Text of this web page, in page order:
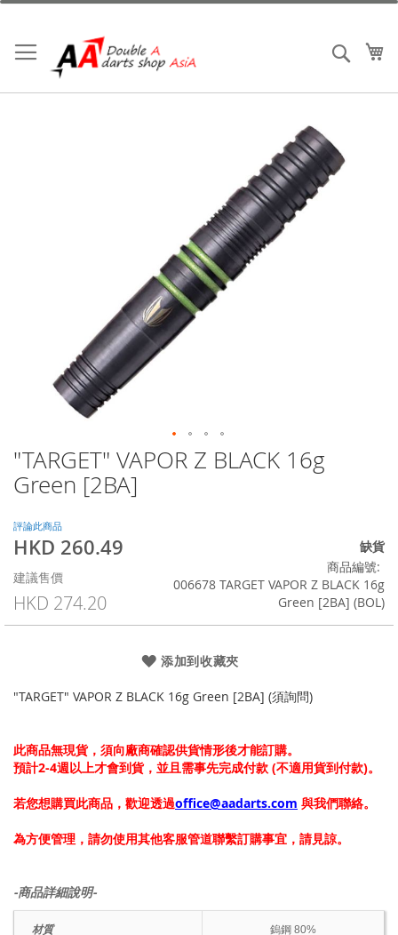
跳
內
容
搜索
"TARGET" VAPOR Z BLACK 16g
Green [2BA]
評論此商品
特
價
格
HKD 260.49
建議售價
HKD 274.20
缺貨
商品編號
006678 TARGET VAPOR Z BLACK 16g
Green [2BA] (BOL)
添加到收藏夾
"TARGET" VAPOR Z BLACK 16g Green [2BA] (須詢問)
此商品無現貨，須向廠商確認供貨情形後才能訂購。
預計2-4週以上才會到貨，並且需事先完成付款 (不適用貨到付款)。
若您想購買此商品，歡迎透過office@aadarts.com 與我們聯絡。
為方便管理，請勿使用其他客服管道聯繫訂購事宜，請見諒。
-商品詳細說明-
材質 鎢鋼 80%
Skip
to
the
of
the
gallery